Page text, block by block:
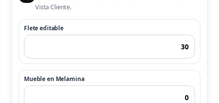
Vista Cliente.
Flete editable
Mueble en Melamina